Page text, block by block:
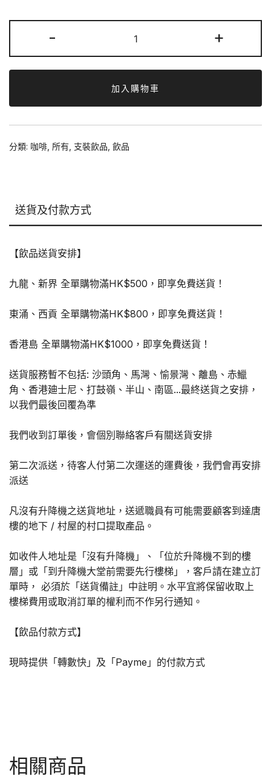
-
巢
絲
滑
咖
啡
數
+
加入購物車
分類: 咖啡 所有 支裝飲品 飲品
送貨及付款方式
【飲品送貨安排】
九龍、新界 全單購物滿HK$500，即享免費送貨！
東涌、西貢 全單購物滿HK$800，即享免費送貨！
香港島 全單購物滿HK$1000，即享免費送貨！
送貨服務暫不包括: 沙頭角、馬灣、愉景灣、離島、赤鱲
角、香港廸士尼、打鼓嶺、半山、南區...最終送貨之安排，
以我們最後回覆為準
我們收到訂單後，會個別聯絡客戶有關送貨安排
第二次派送，待客人付第二次運送的運費後，我們會再安排
派送
凡沒有升降機之送貨地址，送遞職員有可能需要顧客到達唐
樓的地下 / 村屋的村口提取產品。
如收件人地址是「沒有升降機」、「位於升降機不到的樓
層」或「到升降機大堂前需要先行樓梯」，客戶請在建立訂
單時， 必須於「送貨備註」中註明。水平宜將保留收取上
樓梯費用或取消訂單的權利而不作另行通知。
【飲品付款方式】
現時提供「轉數快」及「Payme」的付款方式
相關商品